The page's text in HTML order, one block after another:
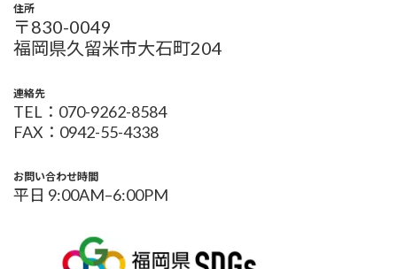
住所
〒830-0049
福岡県久留米市大石町204
連絡先
TEL：070-9262-8584
FAX：0942-55-4338
お問い合わせ時間
平日 9:00AM–6:00PM